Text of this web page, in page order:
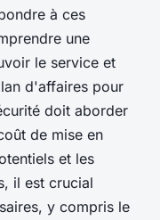
à ces
une
le service et
d'affaires pour
doit aborder
de mise en
et les
il est crucial
y compris le